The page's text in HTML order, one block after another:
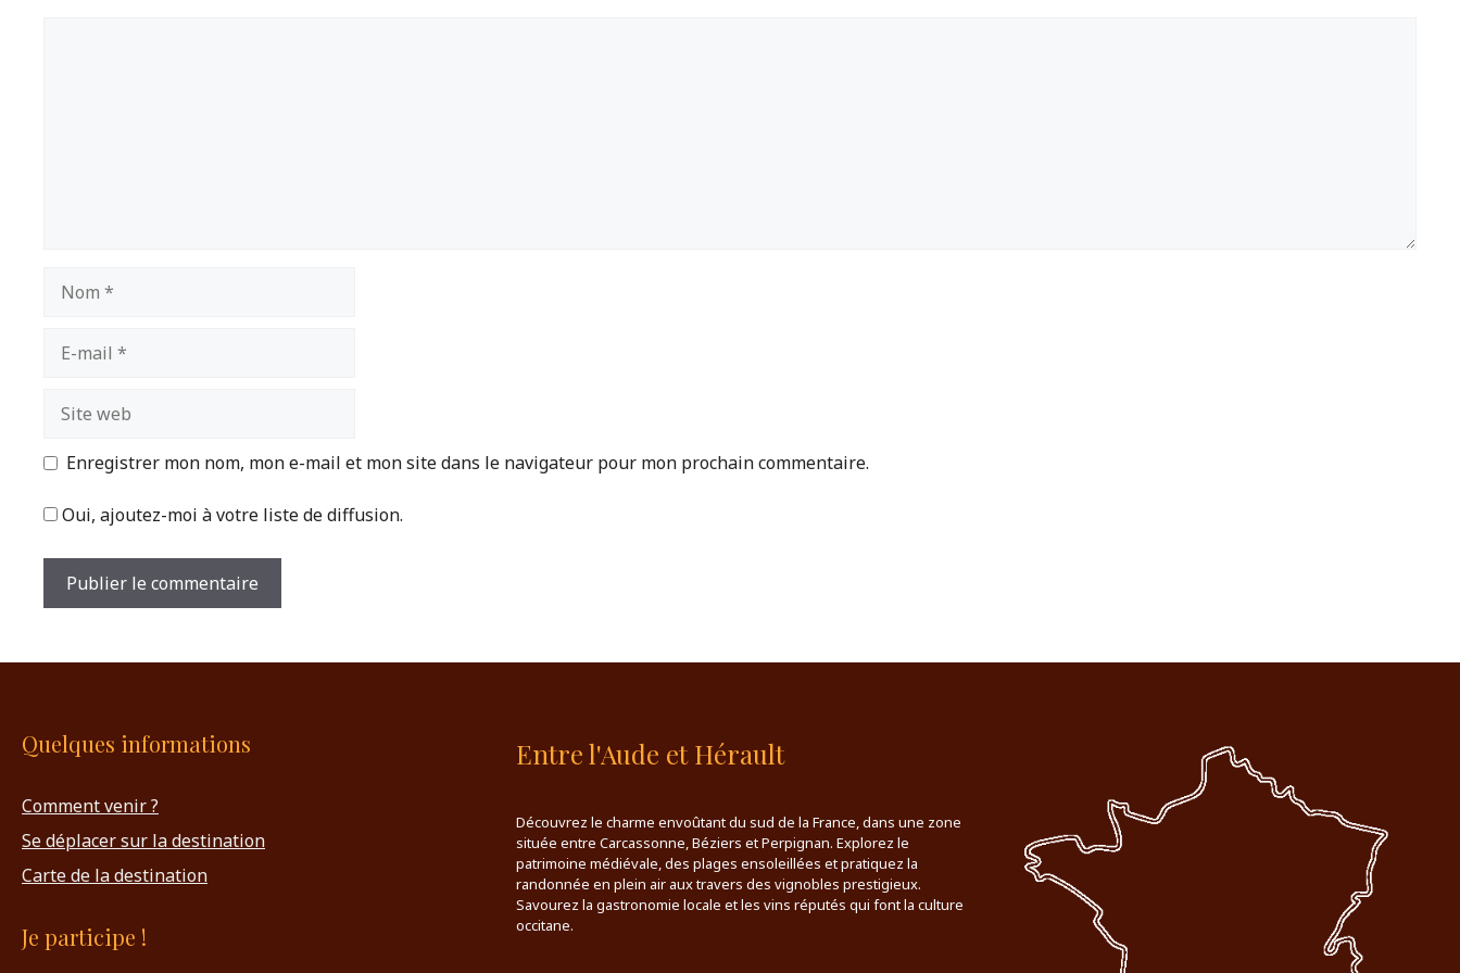
mail
web
Enregistrer mon nom, mon e-mail et mon site dans le navigateur pour mon prochain commentaire.
Oui, ajoutez-moi à votre liste de diffusion.
Quelques informations
Comment venir ?
Se déplacer sur la destination
Carte de la destination
Je participe !
Entre l'Aude et Hérault
Découvrez le charme envoûtant du sud de la France, dans une zone
située entre Carcassonne, Béziers et Perpignan. Explorez le
patrimoine médiévale, des plages ensoleillées et pratiquez la
randonnée en plein air aux travers des vignobles prestigieux.
Savourez la gastronomie locale et les vins réputés qui font la culture
occitane.